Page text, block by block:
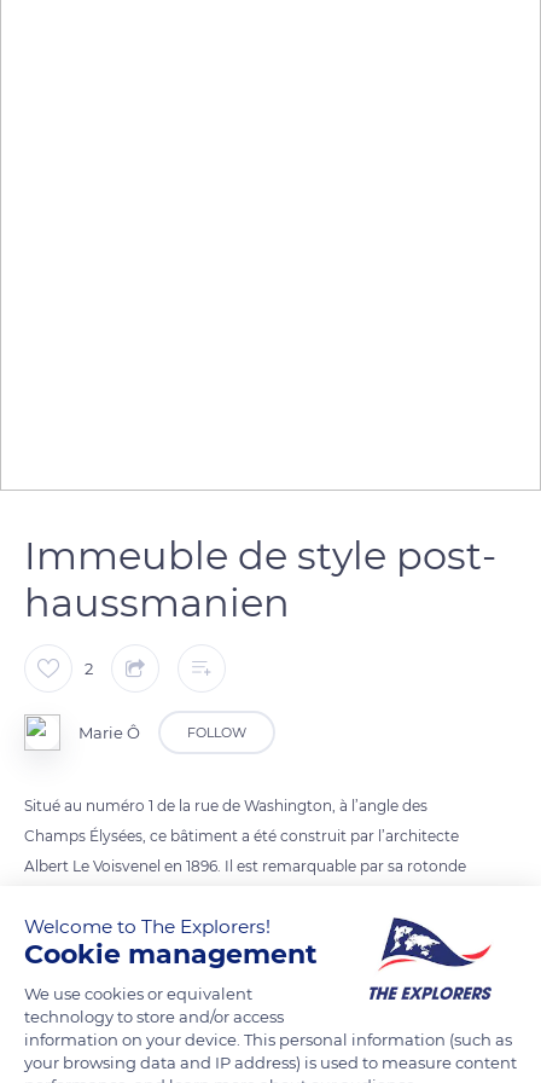
Immeuble de style post-
haussmanien
2
Marie Ô FOLLOW
Situé au numéro 1 de la rue de Washington, à l’angle des
Champs Élysées, ce bâtiment a été construit par l’architecte
Albert Le Voisvenel en 1896. Il est remarquable par sa rotonde
appartements par étage. Il a été reconverti dans la première
moitié du 20ème siècle pour abriter 4 magasins.
Il est entièrement rénové et aménagé en 2017 pour recevoir
les bureaux du siège social français d’une multinationale
américaine qui crée et commercialise des produits
électroniques, des ordinateurs personnels et des logiciels.
Welcome to The Explorers!
Cookie management
We use cookies or equivalent
technology to store and/or access
information on your device. This personal information (such as
your browsing data and IP address) is used to measure content